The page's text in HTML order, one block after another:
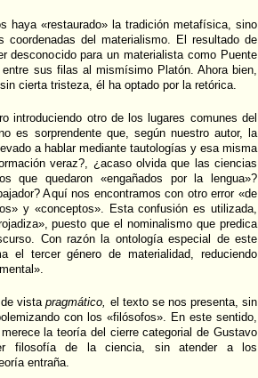
haya «restaurado» la tradición metafísica, sino
coordenadas del materialismo. El resultado de
desconocido para un materialista como Puente
sus filas al mismísimo Platón. Ahora bien,
cierta tristeza, él ha optado por la retórica.
introduciendo otro de los lugares comunes del
es sorprendente que, según nuestro autor, la
a hablar mediante tautologías y esa misma
veraz?, ¿acaso olvida que las ciencias
que quedaron «engañados por la lengua»?
Aquí nos encontramos con otro error «de
y «conceptos». Esta confusión es utilizada,
puesto que el nominalismo que predica
Con razón la ontología especial de este
el tercer género de materialidad, reduciendo
de vistapragmático, el texto se nos presenta, sin
con los «filósofos». En este sentido,
la teoría del cierre categorial de Gustavo
filosofía de la ciencia, sin atender a los
entraña.